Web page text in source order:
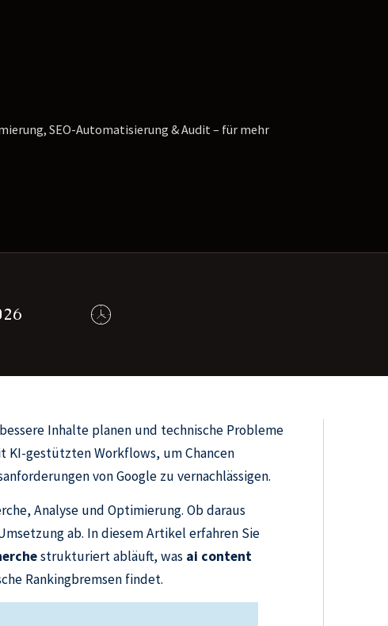
SEO-Automatisierung & Audit – für mehr
Inhalte planen und technische Probleme
KI-gestützten Workflows, um Chancen
von Google zu vernachlässigen.
Analyse und Optimierung. Ob daraus
ab. In diesem Artikel erfahren Sie
strukturiert abläuft, was ai content
Rankingbremsen findet.